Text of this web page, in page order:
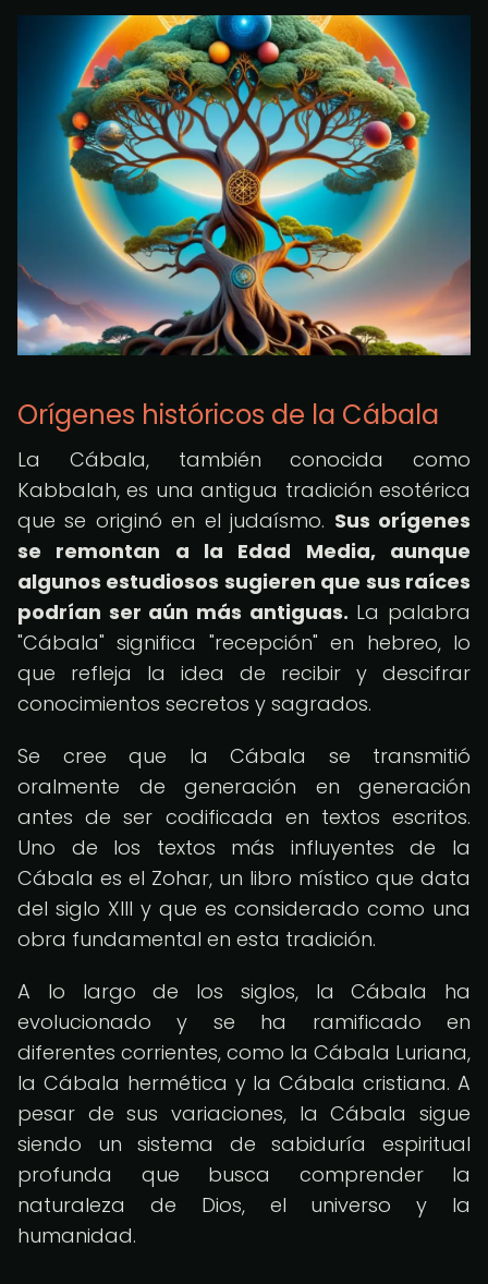
Orígenes históricos de la Cábala
La Cábala, también conocida como
Kabbalah, es una antigua tradición esotérica
que se originó en el judaísmo. Sus orígenes
se remontan a la Edad Media, aunque
algunos estudiosos sugieren que sus raíces
podrían ser aún más antiguas. La palabra
"Cábala" significa "recepción" en hebreo, lo
que refleja la idea de recibir y descifrar
conocimientos secretos y sagrados.
Se cree que la Cábala se transmitió
oralmente de generación en generación
antes de ser codificada en textos escritos.
Uno de los textos más influyentes de la
Cábala es el Zohar, un libro místico que data
del siglo XIII y que es considerado como una
obra fundamental en esta tradición.
A lo largo de los siglos, la Cábala ha
evolucionado y se ha ramificado en
diferentes corrientes, como la Cábala Luriana,
la Cábala hermética y la Cábala cristiana. A
pesar de sus variaciones, la Cábala sigue
siendo un sistema de sabiduría espiritual
profunda que busca comprender la
naturaleza de Dios, el universo y la
humanidad.